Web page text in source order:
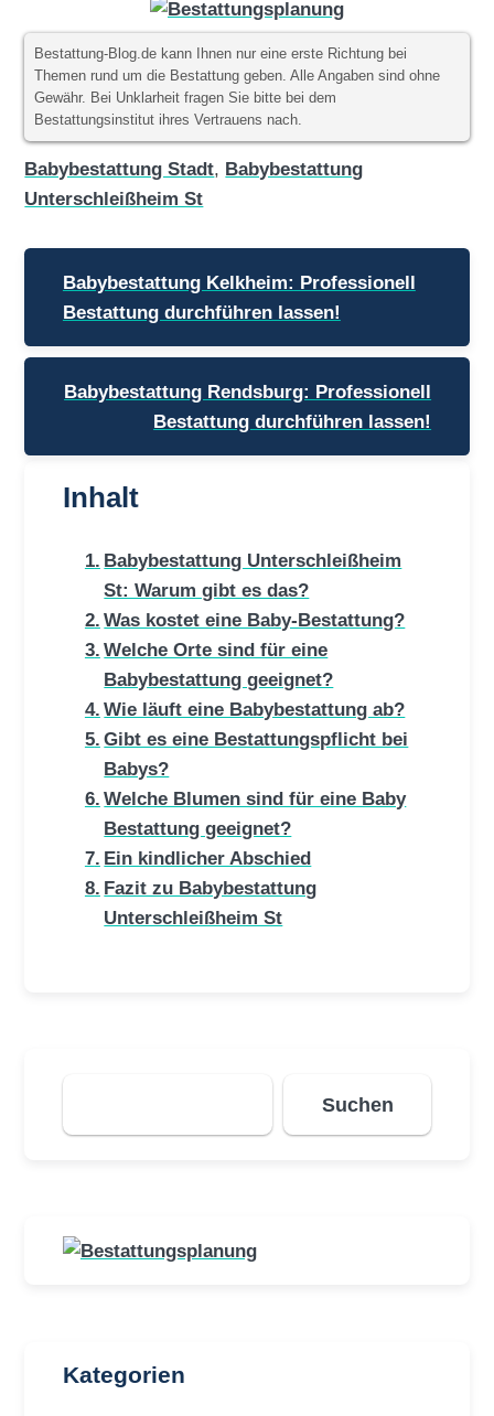
Bestattung-Blog.de kann Ihnen nur eine erste Richtung bei
Themen rund um die Bestattung geben. Alle Angaben sind ohne
Gewähr. Bei Unklarheit fragen Sie bitte bei dem
Bestattungsinstitut ihres Vertrauens nach.
Babybestattung Stadt, Babybestattung
Unterschleißheim St
Beitragsnavigation
Babybestattung Kelkheim: Professionell
Bestattung durchführen lassen!
Babybestattung Rendsburg: Professionell
Bestattung durchführen lassen!
Inhalt
Babybestattung Unterschleißheim
St: Warum gibt es das?
Was kostet eine Baby-Bestattung?
Welche Orte sind für eine
Babybestattung geeignet?
Wie läuft eine Babybestattung ab?
Gibt es eine Bestattungspflicht bei
Babys?
Welche Blumen sind für eine Baby
Bestattung geeignet?
Ein kindlicher Abschied
Fazit zu Babybestattung
Unterschleißheim St
Suchen
Suchen
Kategorien